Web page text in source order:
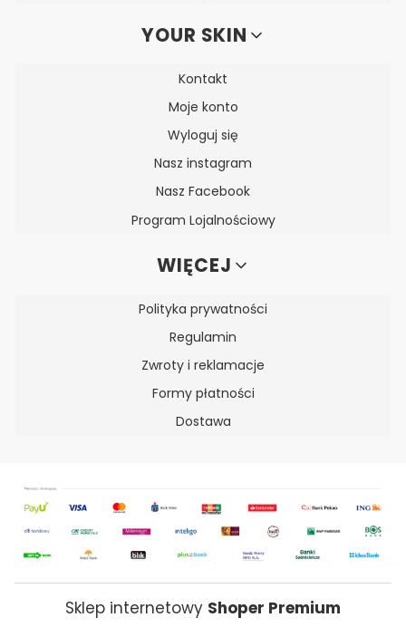
YOUR SKIN
Kontakt
Moje konto
Wyloguj się
Nasz instagram
Nasz Facebook
Program Lojalnościowy
WIĘCEJ
Polityka prywatności
Regulamin
Zwroty i reklamacje
Formy płatności
Dostawa
Sklep internetowy Shoper Premium